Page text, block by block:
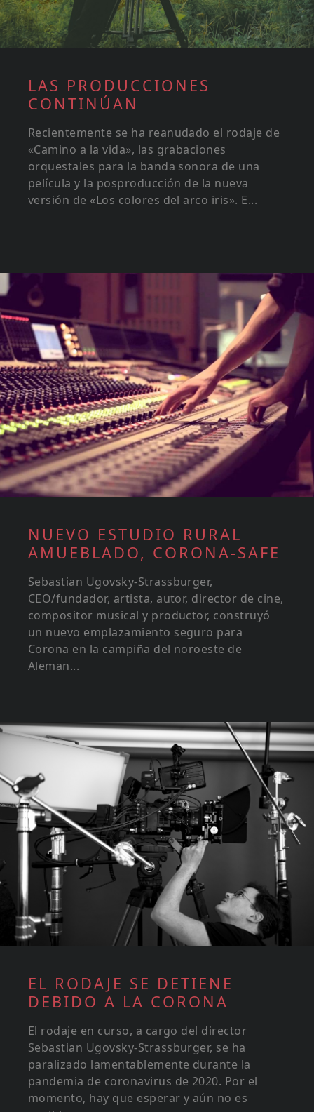
LAS PRODUCCIONES
CONTINÚAN
Recientemente se ha reanudado el rodaje de
«Camino a la vida», las grabaciones
orquestales para la banda sonora de una
película y la posproducción de la nueva
versión de «Los colores del arco iris». E...
NUEVO ESTUDIO RURAL
AMUEBLADO, CORONA-SAFE
Sebastian Ugovsky-Strassburger,
CEO/fundador, artista, autor, director de cine,
compositor musical y productor, construyó
un nuevo emplazamiento seguro para
Corona en la campiña del noroeste de
Aleman...
EL RODAJE SE DETIENE
DEBIDO A LA CORONA
El rodaje en curso, a cargo del director
Sebastian Ugovsky-Strassburger, se ha
paralizado lamentablemente durante la
pandemia de coronavirus de 2020. Por el
momento, hay que esperar y aún no es